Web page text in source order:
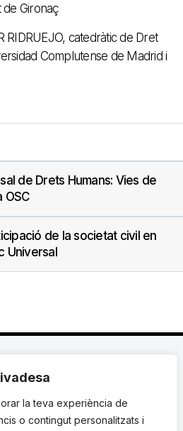
la teva experiència de
o contingut personalitzats i
de Gironaç
RIDRUEJO, catedràtic de Dret
Complutense de Madrid i
de Drets Humans: Vies de
OSC
de la societat civil en
Universal
Barcelona |
de Catalunya.